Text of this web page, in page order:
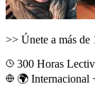
>> Únete a más de
300 Horas
🌍 Internacional